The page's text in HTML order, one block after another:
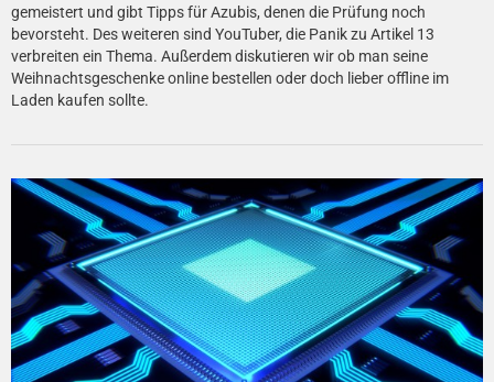
gemeistert und gibt Tipps für Azubis, denen die Prüfung noch
bevorsteht. Des weiteren sind YouTuber, die Panik zu Artikel 13
verbreiten ein Thema. Außerdem diskutieren wir ob man seine
Weihnachtsgeschenke online bestellen oder doch lieber offline im
Laden kaufen sollte.